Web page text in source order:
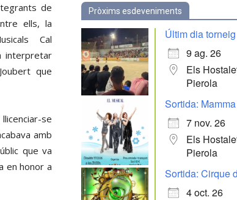
de
ells, la
Cal
interpretar
que
se
amb
que va
en honor a
Pròxims esdeveniments
Últim dia torneig
9 ag. 26
Els
Pierola
Sortida:
7 nov. 26
Els
Pierola
Sortida: Cirque
4 oct. 26